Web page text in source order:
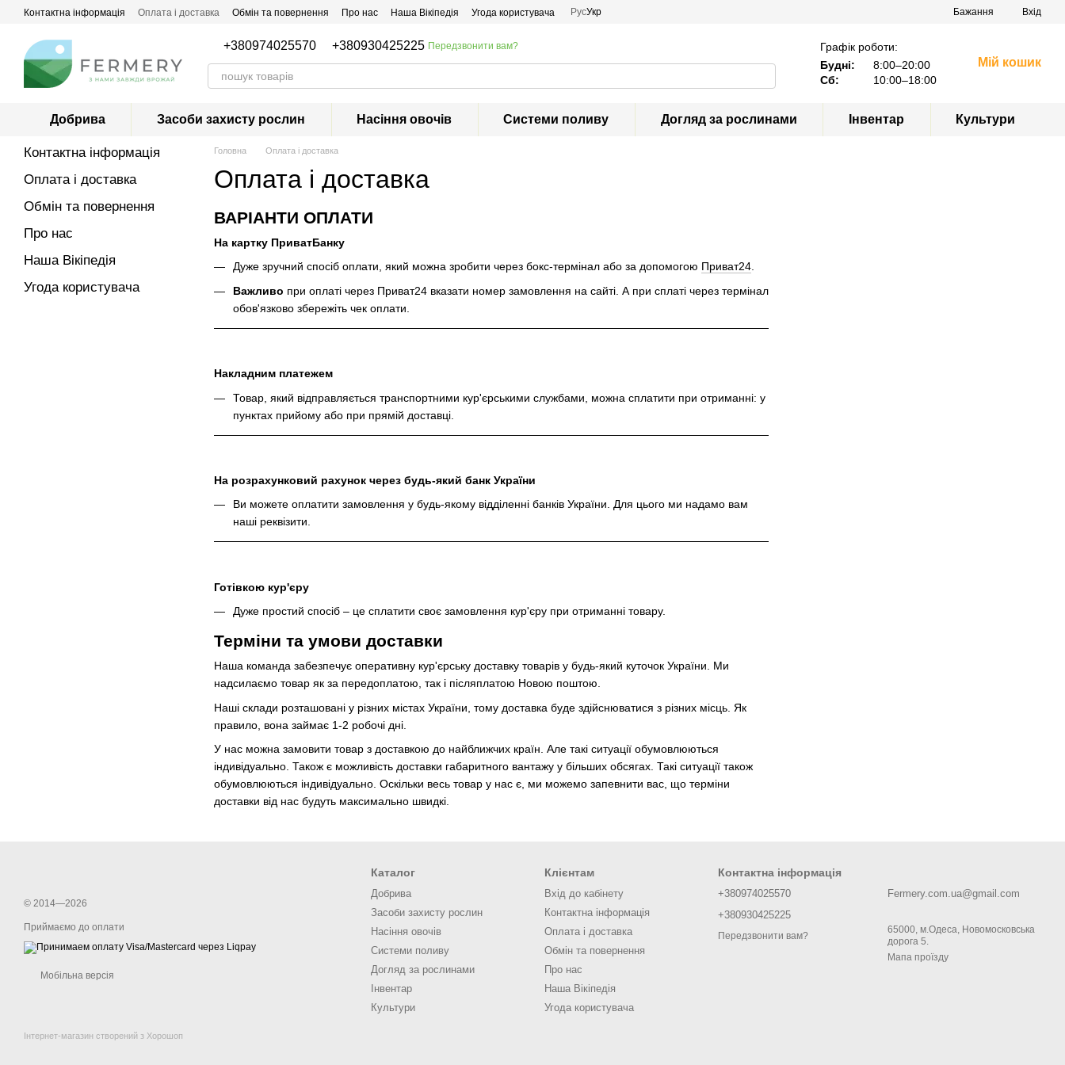
Перейти до основного контенту
Контактна інформація Оплата і доставка Обмін та повернення Про нас Наша Вікіпедія Угода користувача РусУкр Бажання Вхід
+380974025570 +380930425225 Передзвонити вам?
Графік роботи:
Будні:
8:00–20:00
Сб:
10:00–18:00
Мій кошик
Добрива Засоби захисту рослин Насіння овочів Системи поливу Догляд за рослинами Інвентар Культури
Головна Оплата і доставка
Оплата і доставка
ВАРІАНТИ ОПЛАТИ
На картку ПриватБанку
Дуже зручний спосіб оплати, який можна зробити через бокс-термінал або за допомогою Приват24.
Важливо при оплаті через Приват24 вказати номер замовлення на сайті. А при сплаті через термінал
обов'язково збережіть чек оплати.
Накладним платежем
Товар, який відправляється транспортними кур'єрськими службами, можна сплатити при отриманні: у
пунктах прийому або при прямій доставці.
На розрахунковий рахунок через будь-який банк України
Ви можете оплатити замовлення у будь-якому відділенні банків України. Для цього ми надамо вам
наші реквізити.
Готівкою кур'єру
Дуже простий спосіб – це сплатити своє замовлення кур'єру при отриманні товару.
Терміни та умови доставки
Наша команда забезпечує оперативну кур'єрську доставку товарів у будь-який куточок України. Ми
надсилаємо товар як за передоплатою, так і післяплатою Новою поштою.
Наші склади розташовані у різних містах України, тому доставка буде здійснюватися з різних місць. Як
правило, вона займає 1-2 робочі дні.
У нас можна замовити товар з доставкою до найближчих країн. Але такі ситуації обумовлюються
індивідуально. Також є можливість доставки габаритного вантажу у більших обсягах. Такі ситуації також
обумовлюються індивідуально. Оскільки весь товар у нас є, ми можемо запевнити вас, що терміни
доставки від нас будуть максимально швидкі.
Контактна інформація
Оплата і доставка
Обмін та повернення
Про нас
Наша Вікіпедія
Угода користувача
© 2014—2026
Приймаємо до оплати
Мобільна версія
Інтернет-магазин створений з Хорошоп
Каталог
Добрива
Засоби захисту рослин
Насіння овочів
Системи поливу
Догляд за рослинами
Інвентар
Культури
Клієнтам
Вхід до кабінету
Контактна інформація
Оплата і доставка
Обмін та повернення
Про нас
Наша Вікіпедія
Угода користувача
Контактна інформація
+380974025570
+380930425225
Передзвонити вам?
Fermery.com.ua@gmail.com
65000, м.Одеса, Новомосковська
дорога 5.
Мапа проїзду